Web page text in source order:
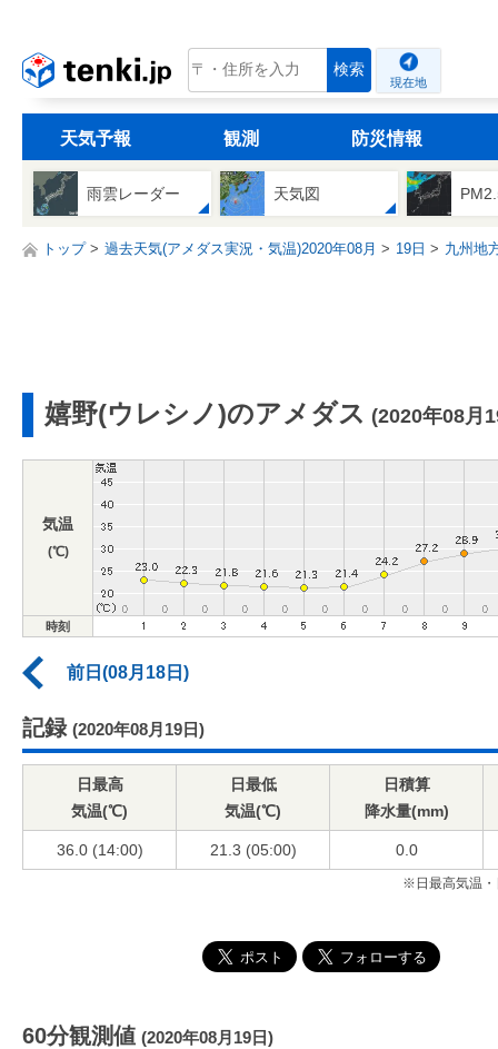
tenki.jp 検索
現在地
天気予報 観測 防災情報
雨雲レーダー 天気図
トップ 過去天気(アメダス実況・気温)2020年08月 19日 九州地
嬉野(ウレシノ)のアメダス (2020年08月
気温
(℃)
時刻
前日(08月18日)
記録 (2020年08月19日)
日最高
気温(℃)
日最低
気温(℃)
日積算
降水量(mm)
36.0 (14:00) 21.3 (05:00) 0.0
※日最高気温・
60分観測値 (2020年08月19日)